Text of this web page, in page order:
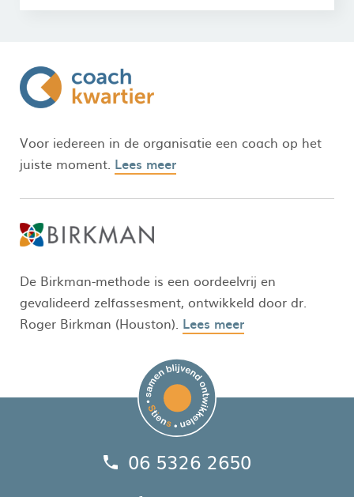
Voor iedereen in de organisatie een coach op het
juiste moment. Lees meer
De Birkman-methode is een oordeelvrij en
gevalideerd zelfassesment, ontwikkeld door dr.
Roger Birkman (Houston). Lees meer
06 5326 2650